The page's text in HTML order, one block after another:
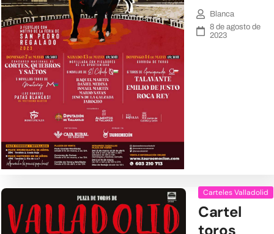
Blanca
8 de agosto de
2023
Carteles Valladolid
Cartel
toros